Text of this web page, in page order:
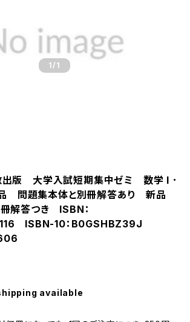
1 /1
版 大学入試短期集中ゼミ 数学 I ･
問題集本体と別冊解答あり 新品
解答つき ISBN：
ISBN-10：B0GSHBZ39J
available